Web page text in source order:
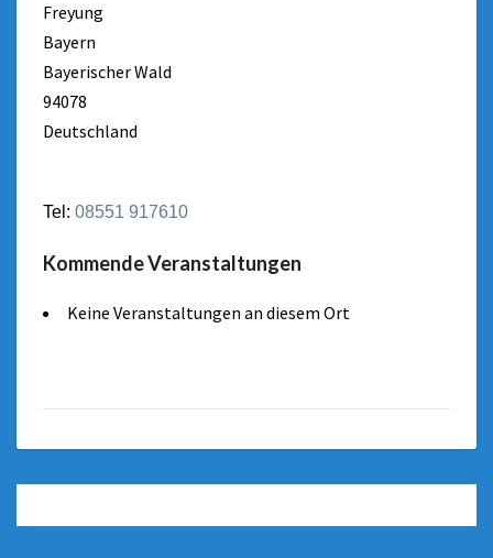
Freyung
Bayern
Bayerischer Wald
94078
Deutschland
Tel: 08551 917610
Kommende Veranstaltungen
Keine Veranstaltungen an diesem Ort